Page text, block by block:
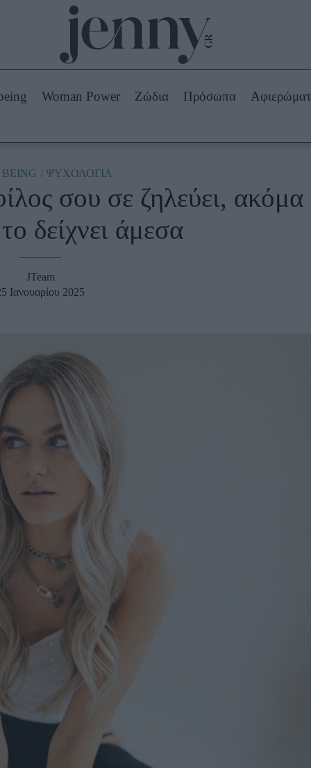
Beauty -
Ομορφιά
Skincare
Μακιγιάζ
Ζώδια
Woman Power Ζώδια Πρόσωπα
ΨΥΧΟΛΟΓΙΑ
σου σε ζηλεύει, ακόμα
δείχνει άμεσα
JTeam
Ιανουαρίου 2025